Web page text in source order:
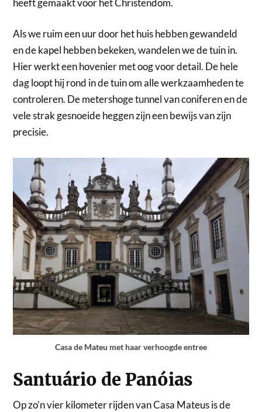
heeft gemaakt voor het Christendom.
Als we ruim een uur door het huis hebben gewandeld
en de kapel hebben bekeken, wandelen we de tuin in.
Hier werkt een hovenier met oog voor detail. De hele
dag loopt hij rond in de tuin om alle werkzaamheden te
controleren. De metershoge tunnel van coniferen en de
vele strak gesnoeide heggen zijn een bewijs van zijn
precisie.
Casa de Mateu met haar verhoogde entree
Santuário de Panóias
Op zo’n vier kilometer rijden van Casa Mateus is de